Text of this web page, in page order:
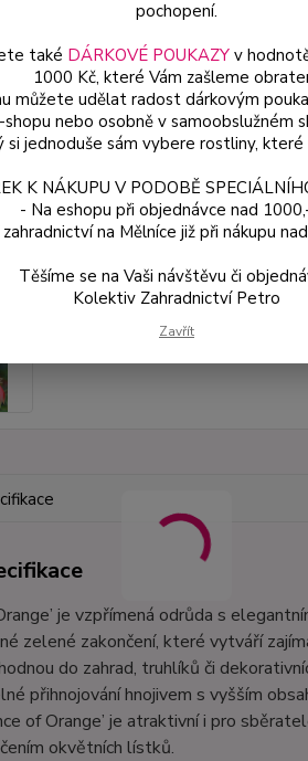
je vzpřímená odrůda s
zelené zakončení, které vytváří
do zahrad, truhlíků či
přihnojování hnojivem s vyšším
of Orange’ je atraktivní i pro
okvětních lístků.
pochopení.
také DÁRKOVÉ POUKAZYv
1000 Kč, které Vám zašleme
můžete udělat radost dárkovým
nebo osobně v samoobslužném
si jednoduše sám vybere rostliny,
K NÁKUPU V PODOBĚ
- Na eshopu při objednávce nad
na Mělníce již při nákupu
Těšíme se na Vaši návštěvu či
Kolektiv Zahradnictví Petro
Zavřít